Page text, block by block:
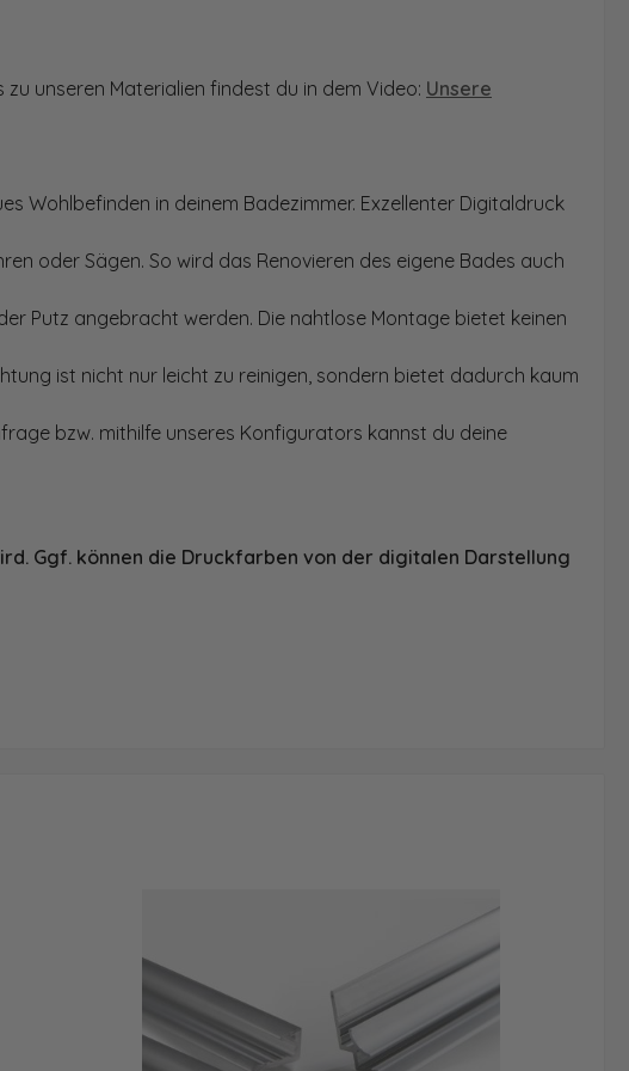
unseren Materialien findest du in dem Video: Unsere
Wohlbefinden in deinem Badezimmer. Exzellenter Digitaldruck
oder Sägen. So wird das Renovieren des eigene Bades auch
Putz angebracht werden. Die nahtlose Montage bietet keinen
ist nicht nur leicht zu reinigen, sondern bietet dadurch kaum
bzw. mithilfe unseres Konfigurators kannst du deine
Ggf. können die Druckfarben von der digitalen Darstellung